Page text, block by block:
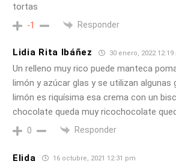
tortas
-1 Responder
Lidia Rita Ibáñez 30 enero, 2022 12:19
Un relleno muy rico puede manteca
limón y azúcar glas y se utilizan algunas
limón es riquísima esa crema con un
chocolate queda muy ricochocolate
0 Responder
Elida 16 octubre, 2021 12:31 pm